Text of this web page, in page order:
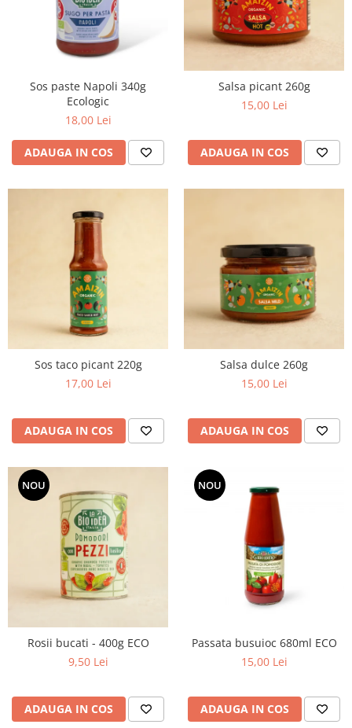
Sos paste Napoli 340g
Ecologic
18,00 Lei
ADAUGA IN COS
Salsa picant 260g
15,00 Lei
ADAUGA IN COS
Sos taco picant 220g
17,00 Lei
ADAUGA IN COS
Salsa dulce 260g
15,00 Lei
ADAUGA IN COS
NOU
Rosii bucati - 400g ECO
9,50 Lei
ADAUGA IN COS
NOU
Passata busuioc 680ml ECO
15,00 Lei
ADAUGA IN COS